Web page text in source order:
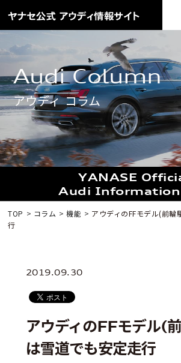
Audi Column
アウディ コラム
YANASE
Audi Information
TOP コラム 機能
アウディのFFモデル(前輪
行
2019.09.30
アウディのFFモデル(
は雪道でも安定走行